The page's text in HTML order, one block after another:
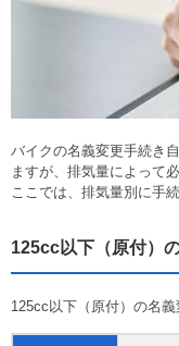
バイクの名義変更手続き
ますが、排気量によって
ここでは、排気量別に手
125cc以下（原付）
125cc以下（原付）の名